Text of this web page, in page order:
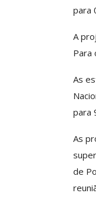
para
A
Para
As
para
As
de